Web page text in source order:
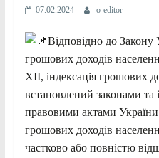
07.02.2024 o-editor
Відповідно до Закону
грошових доходів
XII, індексація грошових
встановлений законами
правовими актами
грошових доходів
частково або повністю